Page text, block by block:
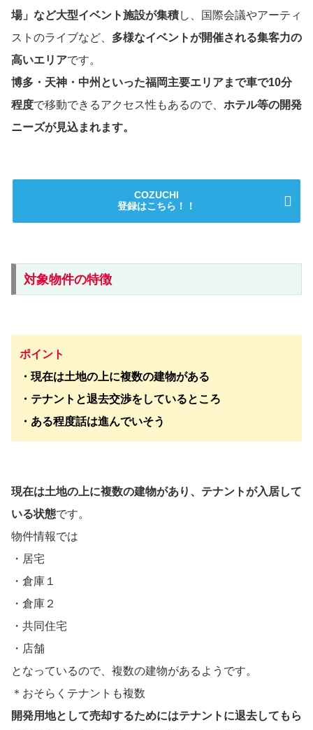
場」など大型イベント施設が集積し、国際会議やアーティ
ストのライブなど、 多様なイベントが開催される集客力の
高いエリアです。
博多・天神・中州といった福岡主要エリアまで車で10分
程度で移動できるアクセス性もあるので、 ホテル等の開発
ニーズが見込まれます。
COZUCHI
登録はこちら！！
対象物件の特徴
ポイント
・現在は土地の上に複数の建物がある
・テナントと退去交渉をしているところ
・ある程度話は進んでいそう
現在は土地の上に複数の建物があり、テナントが入居して
いる状態です。
物件情報では
・居宅
・倉庫１
・倉庫２
・共同住宅
・店舗
となっているので、複数の建物があるようです。
＊おそらくテナントも複数
開発用地として売却するためにはテナントに退去してもら